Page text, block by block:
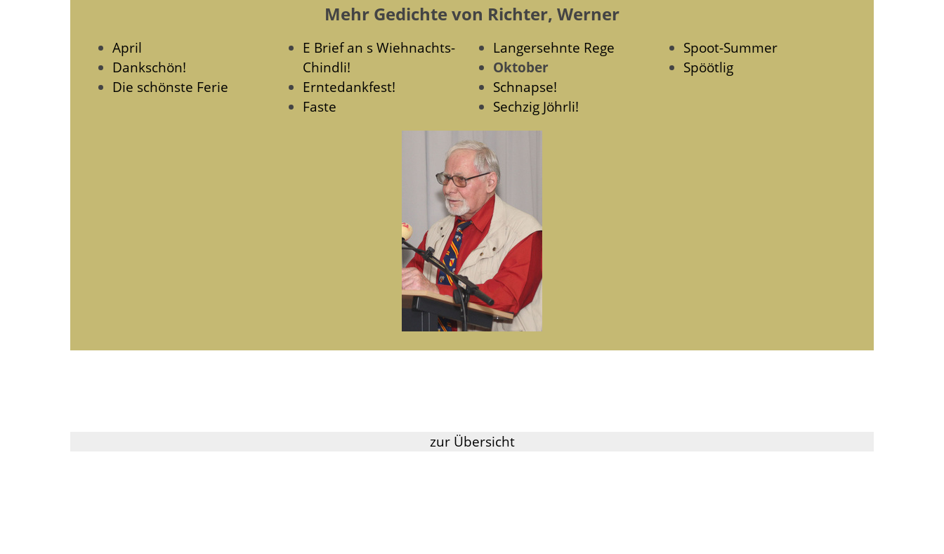
Mehr Gedichte von Richter, Werner
April
Dankschön!
Die schönste Ferie
E Brief an s Wiehnachts-
Chindli!
Erntedankfest!
Faste
Langersehnte Rege
Oktober
Schnapse!
Sechzig Jöhrli!
Spoot-Summer
Spöötlig
zur Übersicht